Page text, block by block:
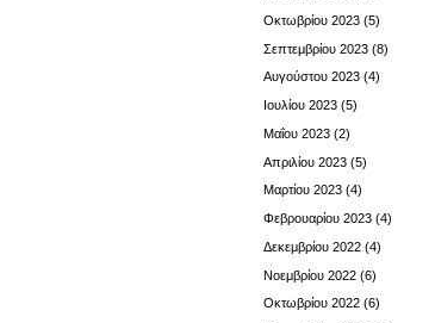
Οκτωβρίου 2023 (5)
Σεπτεμβρίου 2023 (8)
Αυγούστου 2023 (4)
Ιουλίου 2023 (5)
Μαΐου 2023 (2)
Απριλίου 2023 (5)
Μαρτίου 2023 (4)
Φεβρουαρίου 2023 (4)
Δεκεμβρίου 2022 (4)
Νοεμβρίου 2022 (6)
Οκτωβρίου 2022 (6)